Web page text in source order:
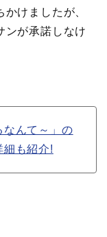
けましたが、
ンが承諾しなけ
なんて～」の
細も紹介!